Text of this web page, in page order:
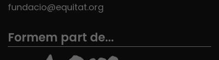
fundacio@equitat.org
Formem part de...